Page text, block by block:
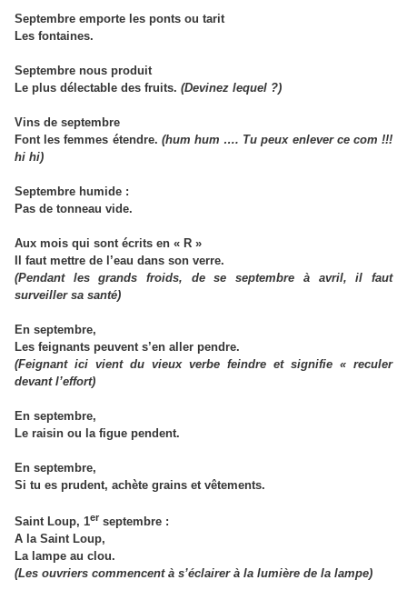
Septembre emporte les ponts ou tarit
Les fontaines.
Septembre nous produit
Le plus délectable des fruits. (Devinez lequel ?)
Vins de septembre
Font les femmes étendre. (hum hum …. Tu peux enlever ce com !!!
hi hi)
Septembre humide :
Pas de tonneau vide.
Aux mois qui sont écrits en « R »
Il faut mettre de l’eau dans son verre.
(Pendant les grands froids, de se septembre à avril, il faut
surveiller sa santé)
En septembre,
Les feignants peuvent s’en aller pendre.
(Feignant ici vient du vieux verbe feindre et signifie « reculer
devant l’effort)
En septembre,
Le raisin ou la figue pendent.
En septembre,
Si tu es prudent, achète grains et vêtements.
Saint Loup, 1er septembre :
A la Saint Loup,
La lampe au clou.
(Les ouvriers commencent à s’éclairer à la lumière de la lampe)